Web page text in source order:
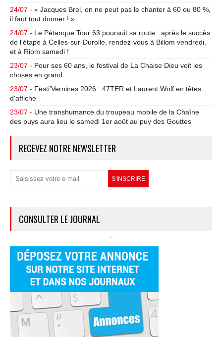
24/07 - « Jacques Brel, on ne peut pas le chanter à 60 ou 80 %,
il faut tout donner ! »
24/07 - Le Pétanque Tour 63 poursuit sa route : après le succès
de l'étape à Celles-sur-Durolle, rendez-vous à Billom vendredi,
et à Riom samedi !
23/07 - Pour ses 60 ans, le festival de La Chaise Dieu voit les
choses en grand
23/07 - Festi'Vernines 2026 : 47TER et Laurent Wolf en têtes
d'affiche
23/07 - Une transhumance du troupeau mobile de la Chaîne
des puys aura lieu le samedi 1er août au puy des Gouttes
RECEVEZ NOTRE NEWSLETTER
CONSULTER LE JOURNAL